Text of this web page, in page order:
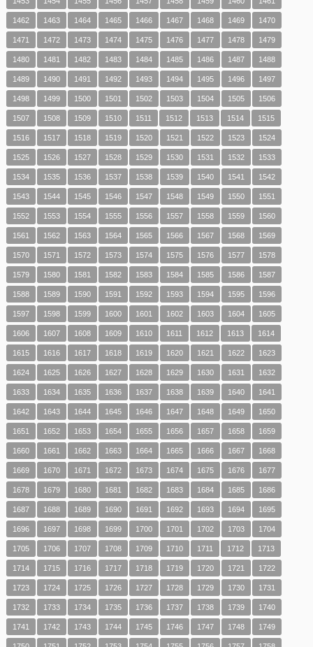
1462 1463 1464 1465 1466 1467 1468 1469 1470
1471 1472 1473 1474 1475 1476 1477 1478 1479
1480 1481 1482 1483 1484 1485 1486 1487 1488
1489 1490 1491 1492 1493 1494 1495 1496 1497
1498 1499 1500 1501 1502 1503 1504 1505 1506
1507 1508 1509 1510 1511 1512 1513 1514 1515
1516 1517 1518 1519 1520 1521 1522 1523 1524
1525 1526 1527 1528 1529 1530 1531 1532 1533
1534 1535 1536 1537 1538 1539 1540 1541 1542
1543 1544 1545 1546 1547 1548 1549 1550 1551
1552 1553 1554 1555 1556 1557 1558 1559 1560
1561 1562 1563 1564 1565 1566 1567 1568 1569
1570 1571 1572 1573 1574 1575 1576 1577 1578
1579 1580 1581 1582 1583 1584 1585 1586 1587
1588 1589 1590 1591 1592 1593 1594 1595 1596
1597 1598 1599 1600 1601 1602 1603 1604 1605
1606 1607 1608 1609 1610 1611 1612 1613 1614
1615 1616 1617 1618 1619 1620 1621 1622 1623
1624 1625 1626 1627 1628 1629 1630 1631 1632
1633 1634 1635 1636 1637 1638 1639 1640 1641
1642 1643 1644 1645 1646 1647 1648 1649 1650
1651 1652 1653 1654 1655 1656 1657 1658 1659
1660 1661 1662 1663 1664 1665 1666 1667 1668
1669 1670 1671 1672 1673 1674 1675 1676 1677
1678 1679 1680 1681 1682 1683 1684 1685 1686
1687 1688 1689 1690 1691 1692 1693 1694 1695
1696 1697 1698 1699 1700 1701 1702 1703 1704
1705 1706 1707 1708 1709 1710 1711 1712 1713
1714 1715 1716 1717 1718 1719 1720 1721 1722
1723 1724 1725 1726 1727 1728 1729 1730 1731
1732 1733 1734 1735 1736 1737 1738 1739 1740
1741 1742 1743 1744 1745 1746 1747 1748 1749